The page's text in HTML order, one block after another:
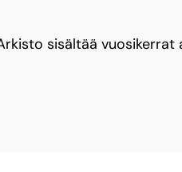
sisältää vuosikerrat